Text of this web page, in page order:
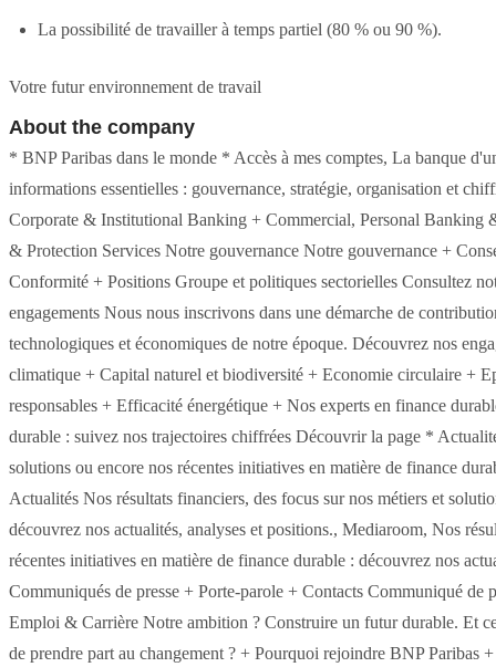
La possibilité de travailler à temps partiel (80 % ou 90 %).
Votre futur environnement de travail
About the company
* BNP Paribas dans le monde * Accès à mes comptes, La banque
informations essentielles : gouvernance, stratégie, organisation et
Corporate & Institutional Banking + Commercial, Personal Banking
& Protection Services Notre gouvernance Notre gouvernance +
Conformité + Positions Groupe et politiques sectorielles Consultez
engagements Nous nous inscrivons dans une démarche de
technologiques et économiques de notre époque. Découvrez nos
climatique + Capital naturel et biodiversité + Economie circulaire +
responsables + Efficacité énergétique + Nos experts en finance
durable : suivez nos trajectoires chiffrées Découvrir la page *
solutions ou encore nos récentes initiatives en matière de finance
Actualités Nos résultats financiers, des focus sur nos métiers et
découvrez nos actualités, analyses et positions., Mediaroom, Nos
récentes initiatives en matière de finance durable : découvrez nos
Communiqués de presse + Porte-parole + Contacts Communiqué
Emploi & Carrière Notre ambition ? Construire un futur durable. Et
de prendre part au changement ? + Pourquoi rejoindre BNP